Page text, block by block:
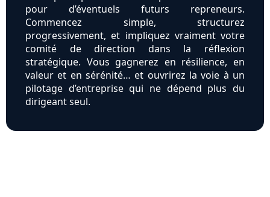
pour d’éventuels futurs repreneurs.
Commencez simple, structurez
progressivement, et impliquez vraiment votre
comité de direction dans la réflexion
stratégique. Vous gagnerez en résilience, en
valeur et en sérénité… et ouvrirez la voie à un
pilotage d’entreprise qui ne dépend plus du
dirigeant seul.